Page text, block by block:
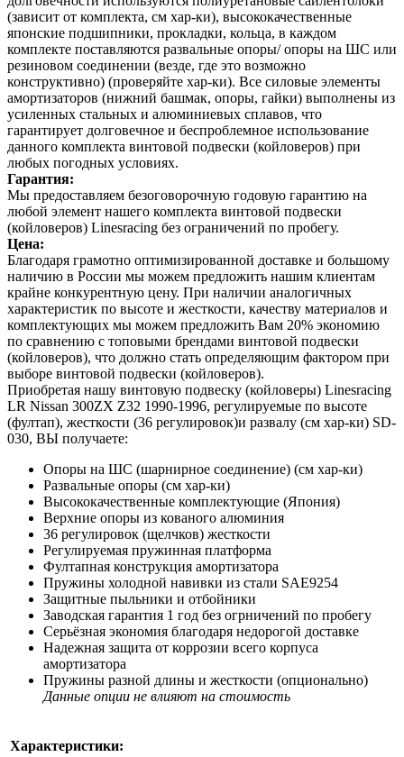
(зависит от комплекта, см хар-ки), высококачественные
японские подшипники, прокладки, кольца, в каждом
комплекте поставляются развальные опоры/ опоры на ШС или
резиновом соединении (везде, где это возможно
конструктивно) (проверяйте хар-ки). Все силовые элементы
амортизаторов (нижний башмак, опоры, гайки) выполнены из
усиленных стальных и алюминиевых сплавов, что
гарантирует долговечное и беспроблемное использование
данного комплекта винтовой подвески (койловеров) при
любых погодных условиях.
Гарантия:
Мы предоставляем безоговорочную годовую гарантию на
любой элемент нашего комплекта винтовой подвески
(койловеров) Linesracing без ограничений по пробегу.
Цена:
Благодаря грамотно оптимизированной доставке и большому
наличию в России мы можем предложить нашим клиентам
крайне конкурентную цену. При наличии аналогичных
характеристик по высоте и жесткости, качеству материалов и
комплектующих мы можем предложить Вам 20% экономию
по сравнению с топовыми брендами винтовой подвески
(койловеров), что должно стать определяющим фактором при
выборе винтовой подвески (койловеров).
Приобретая нашу винтовую подвеску (койловеры) Linesracing
LR Nissan 300ZX Z32 1990-1996, регулируемые по высоте
(фултап), жесткости (36 регулировок)и развалу (см хар-ки) SD-
030, ВЫ получаете:
Опоры на ШС (шарнирное соединение) (см хар-ки)
Развальные опоры (см хар-ки)
Высококачественные комплектующие (Япония)
Верхние опоры из кованого алюминия
36 регулировок (щелчков) жесткости
Регулируемая пружинная платформа
Фултапная конструкция амортизатора
Пружины холодной навивки из стали SAE9254
Защитные пыльники и отбойники
Заводская гарантия 1 год без огрничений по пробегу
Серьёзная экономия благодаря недорогой доставке
Надежная защита от коррозии всего корпуса
амортизатора
Пружины разной длины и жесткости (опционально)
Данные опции не влияют на стоимость
Характеристики: